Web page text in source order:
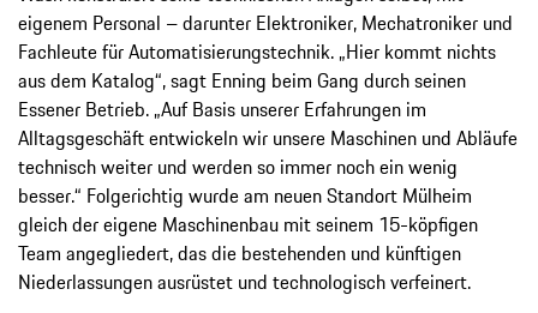
eigenem Personal – darunter Elektroniker, Mechatroniker und
Fachleute für Automatisierungstechnik. „Hier kommt nichts
aus dem Katalog“, sagt Enning beim Gang durch seinen
Essener Betrieb. „Auf Basis unserer Erfahrungen im
Alltagsgeschäft entwickeln wir unsere Maschinen und Abläufe
technisch weiter und werden so immer noch ein wenig
besser.“ Folgerichtig wurde am neuen Standort Mülheim
gleich der eigene Maschinenbau mit seinem 15-köpfigen
Team angegliedert, das die bestehenden und künftigen
Niederlassungen ausrüstet und technologisch verfeinert.